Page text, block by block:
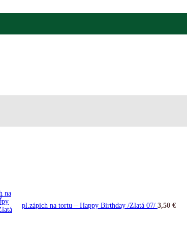
pl.zápich na tortu – Happy Birthday /Zlatá 07/ 3,50 €